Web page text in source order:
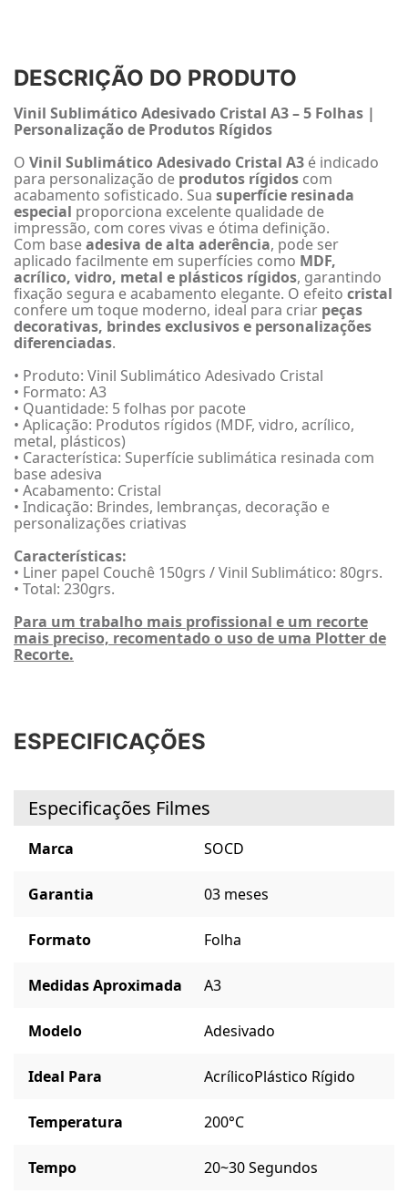
DESCRIÇÃO DO PRODUTO
Vinil Sublimático Adesivado Cristal A3 – 5 Folhas |
Personalização de Produtos Rígidos
O Vinil Sublimático Adesivado Cristal A3 é indicado
para personalização de produtos rígidos com
acabamento sofisticado. Sua superfície resinada
especial proporciona excelente qualidade de
impressão, com cores vivas e ótima definição.
Com baseadesiva de alta aderência, pode ser
aplicado facilmente em superfícies como MDF,
acrílico, vidro, metal e plásticos rígidos, garantindo
fixação segura e acabamento elegante. O efeito cristal
confere um toque moderno, ideal para criar peças
decorativas, brindes exclusivos e personalizações
diferenciadas.
• Produto: Vinil Sublimático Adesivado Cristal
• Formato: A3
• Quantidade: 5 folhas por pacote
• Aplicação: Produtos rígidos (MDF, vidro, acrílico,
metal, plásticos)
• Característica: Superfície sublimática resinada com
base adesiva
• Acabamento: Cristal
• Indicação: Brindes, lembranças, decoração e
personalizações criativas
Características:
• Liner papel Couchê 150grs / Vinil Sublimático: 80grs.
• Total: 230grs.
Para um trabalho mais profissional e um recorte
mais preciso, recomentado o uso de uma Plotter de
Recorte.
ESPECIFICAÇÕES
Especificações Filmes
Marca SOCD
Garantia 03 meses
Formato Folha
Medidas Aproximada A3
Modelo Adesivado
Ideal Para AcrílicoPlástico Rígido
Temperatura 200°C
Tempo 20~30 Segundos